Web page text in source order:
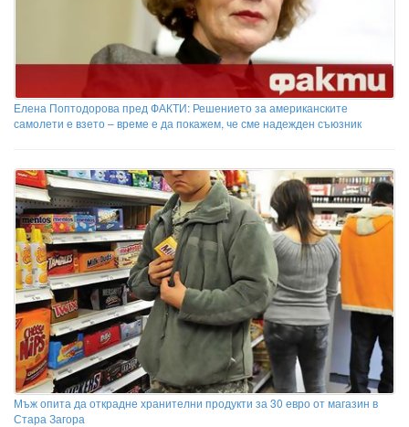
Елена Поптодорова пред ФАКТИ: Решението за американските
самолети е взето – време е да покажем, че сме надежден съюзник
Мъж опита да открадне хранителни продукти за 30 евро от магазин в
Стара Загора